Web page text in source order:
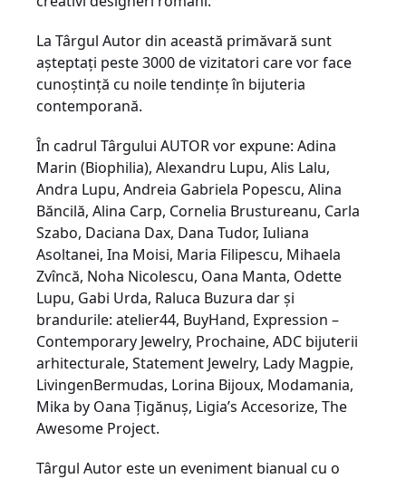
La Târgul Autor din această primăvară sunt
aşteptaţi peste 3000 de vizitatori care vor face
cunoştinţă cu noile tendinţe în bijuteria
contemporană.
În cadrul Târgului AUTOR vor expune: Adina
Marin (Biophilia), Alexandru Lupu, Alis Lalu,
Andra Lupu, Andreia Gabriela Popescu, Alina
Băncilă, Alina Carp, Cornelia Brustureanu, Carla
Szabo, Daciana Dax, Dana Tudor, Iuliana
Asoltanei, Ina Moisi, Maria Filipescu, Mihaela
Zvîncă, Noha Nicolescu, Oana Manta, Odette
Lupu, Gabi Urda, Raluca Buzura dar şi
brandurile: atelier44, BuyHand, Expression –
Contemporary Jewelry, Prochaine, ADC bijuterii
arhitecturale, Statement Jewelry, Lady Magpie,
LivingenBermudas, Lorina Bijoux, Modamania,
Mika by Oana Ţigănuş, Ligia’s Accesorize, The
Awesome Project.
Târgul Autor este un eveniment bianual cu o